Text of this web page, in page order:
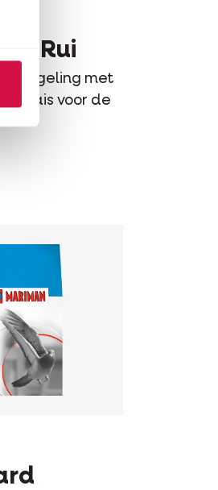
Rui
met
voor de